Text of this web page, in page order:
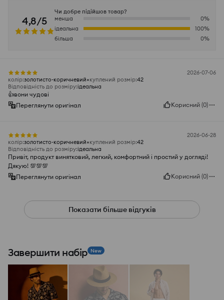
4,8/5
Чи добре підійшов товар?
менша
0%
ідеальна
100%
більша
0%
2026-07-06
колір:золотисто-коричневий куплений розмір:42
Відповідність до розміру:ідеальна
👍️вони чудові
Переглянути оригінал
Корисний (0)
2026-06-28
колір:золотисто-коричневий куплений розмір:42
Відповідність до розміру:ідеальна
Привіт, продукт винятковий, легкий, комфортний і простий у догляді!
Дякую! 💯💯💯
Переглянути оригінал
Корисний (0)
Показати більше відгуків
Завершити набір New